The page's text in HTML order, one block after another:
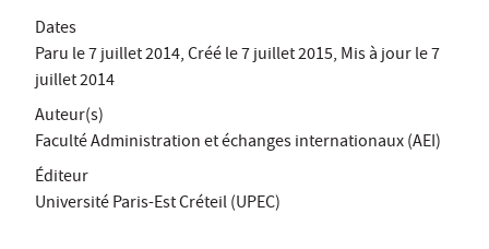
Dates
Paru le7 juillet 2014, Créé le7 juillet 2015, Mis à jour le7
juillet 2014
Auteur(s)
Faculté Administration et échanges internationaux (AEI)
Éditeur
Université Paris-Est Créteil (UPEC)